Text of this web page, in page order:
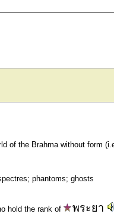
of the Brahma without form
phantoms; ghosts
hold the rank of พระยา